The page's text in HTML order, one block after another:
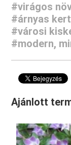
#virágos
#árnyas
#városi
#modern,
Ajánlott